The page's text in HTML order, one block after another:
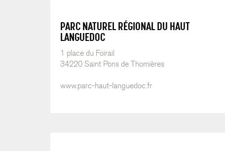
PARC NATUREL RÉGIONAL DU HAUT
LANGUEDOC
1 place du Foirail
34220 Saint Pons de Thomières
www.parc-haut-languedoc.fr